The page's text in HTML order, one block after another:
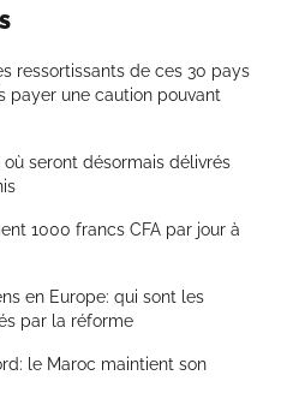
ressortissants de ces 30 pays
payer une caution pouvant
où seront désormais délivrés
1000 francs CFA par jour à
en Europe: qui sont les
par la réforme
le Maroc maintient son